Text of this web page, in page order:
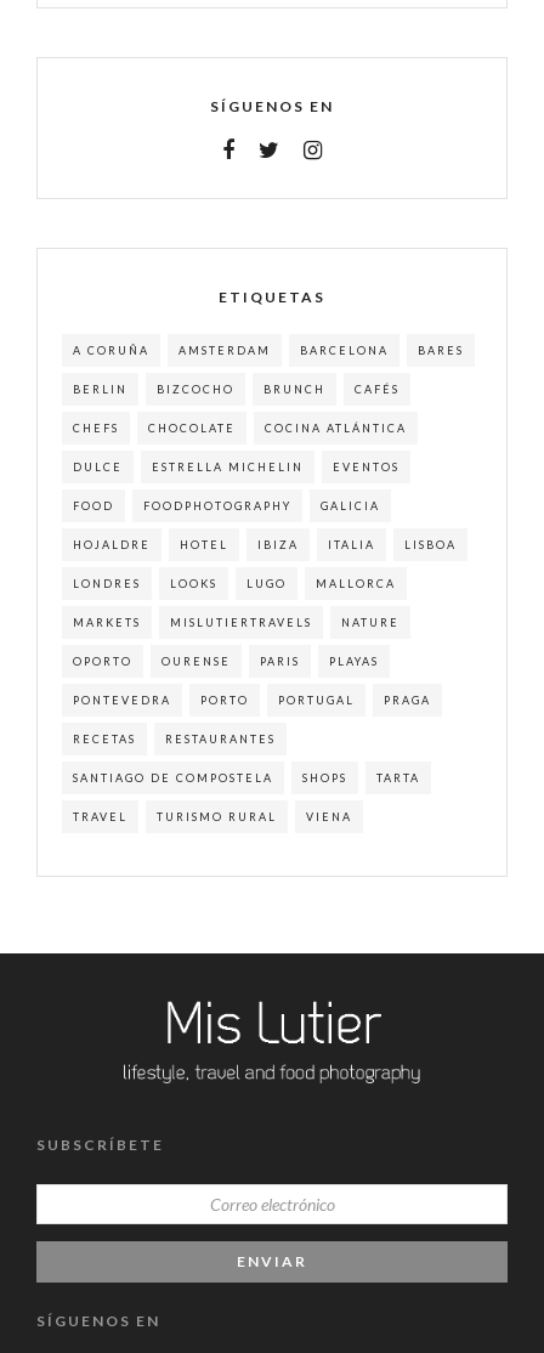
SÍGUENOS EN
ETIQUETAS
A CORUÑA AMSTERDAM BARCELONA BARES
BERLIN BIZCOCHO BRUNCH CAFÉS
CHEFS CHOCOLATE COCINA ATLÁNTICA
DULCE ESTRELLA MICHELIN EVENTOS
FOOD FOODPHOTOGRAPHY GALICIA
HOJALDRE HOTEL IBIZA ITALIA LISBOA
LONDRES LOOKS LUGO MALLORCA
MARKETS MISLUTIERTRAVELS NATURE
OPORTO OURENSE PARIS PLAYAS
PONTEVEDRA PORTO PORTUGAL PRAGA
RECETAS RESTAURANTES
SANTIAGO DE COMPOSTELA SHOPS TARTA
TRAVEL TURISMO RURAL VIENA
SUBSCRÍBETE
SÍGUENOS EN